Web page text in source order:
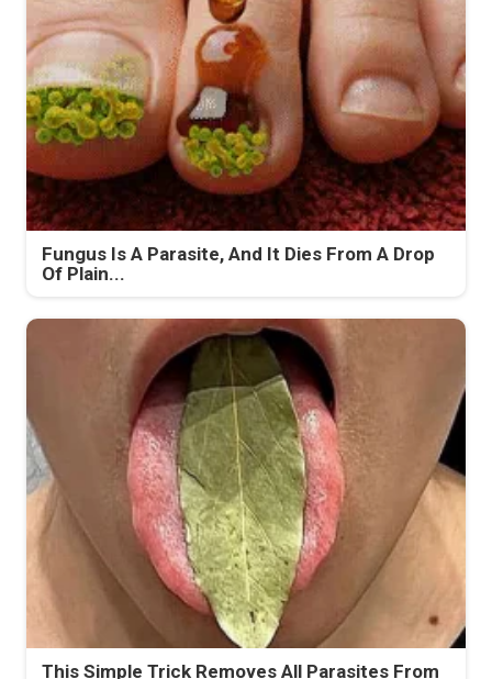
Fungus Is A Parasite, And It Dies From A Drop
Of Plain...
This Simple Trick Removes All Parasites From